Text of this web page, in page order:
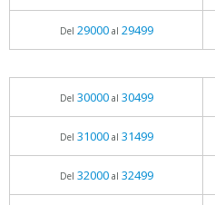
Del 29000al 29499
Del 30000al 30499
Del 31000al 31499
Del 32000al 32499